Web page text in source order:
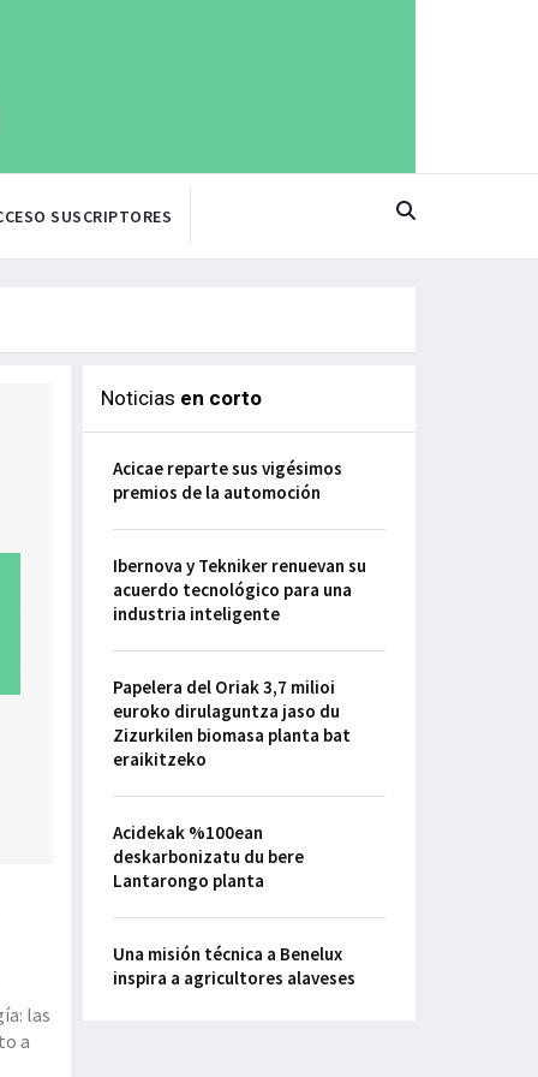
SUSCRIPTORES
las
a
Noticias en corto
Acicae reparte sus vigésimos
premios de la automoción
Ibernova y Tekniker renuevan su
acuerdo tecnológico para una
industria inteligente
Papelera del Oriak 3,7 milioi
euroko dirulaguntza jaso du
Zizurkilen biomasa planta bat
eraikitzeko
Acidekak %100ean
deskarbonizatu du bere
Lantarongo planta
Una misión técnica a Benelux
inspira a agricultores alaveses